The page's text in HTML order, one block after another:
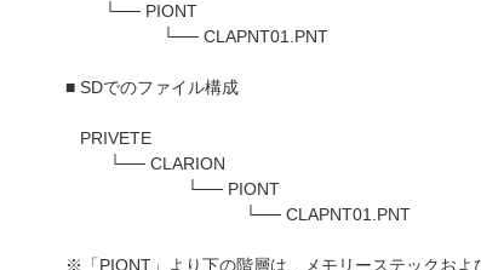
└── PIONT
└── CLAPNT01.PNT
■ SDでのファイル構成
PRIVETE
└── CLARION
└── PIONT
└── CLAPNT01.PNT
※「PIONT」より下の階層は、メモリーステックおよ